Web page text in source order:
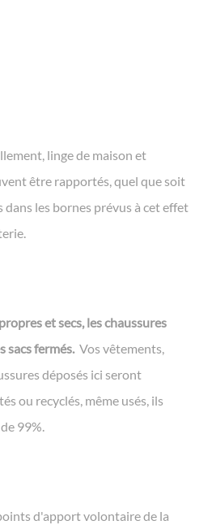
linge de maison et
être rapportés, quel que soit
dans les bornes prévus à cet effet
et secs, les chaussures
sacs fermés. Vos vêtements,
déposés ici seront
ou recyclés, même usés, ils
99%.
d'apport volontaire de la